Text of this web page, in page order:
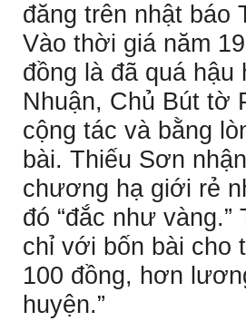
đăng trên nhật báo
Vào thời giá năm
đồng là đã quá
Nhuận, Chủ Bút tờ
cộng tác và bằng
bài. Thiếu Sơn
chương hạ giới rẻ
đó “đắc như
chỉ với bốn bài cho
100 đồng, hơn
huyện.”